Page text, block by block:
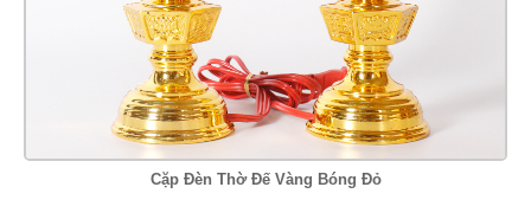
Cặp Đèn Thờ Đế Vàng Bóng Đỏ